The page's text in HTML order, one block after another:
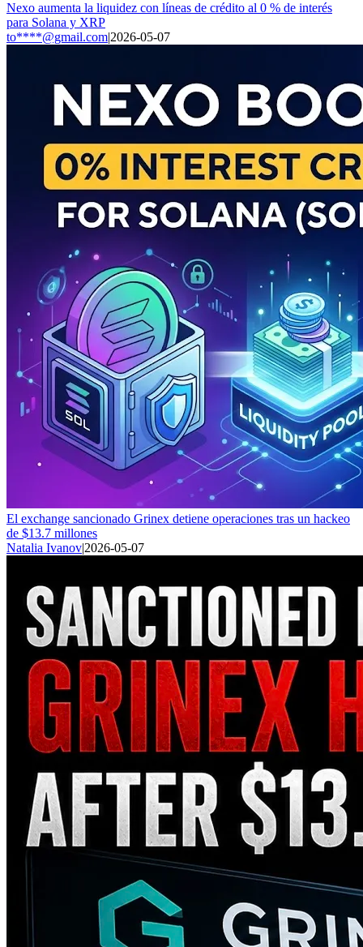
Nexo aumenta la liquidez con líneas de crédito al 0 % de interés
para Solana y XRP
to****@gmail.com|2026-05-07
El exchange sancionado Grinex detiene operaciones tras un hackeo
de $13.7 millones
Natalia Ivanov|2026-05-07